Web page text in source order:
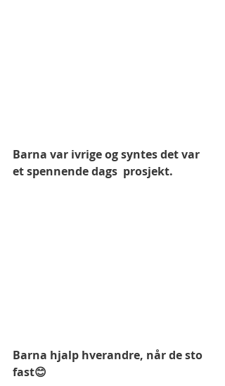
Barna var ivrige og syntes det var
et spennende dags  prosjekt.
Barna hjalp hverandre, når de sto
fast😊